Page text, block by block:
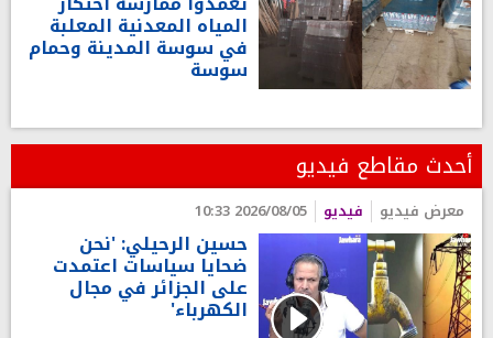
المياه المعدنية المعلبة
في سوسة المدينة وحمام
سوسة
أحدث مقاطع فيديو
معرض فيديو فيديو 2026/08/05 10:33
حسين الرحيلي: 'نحن
ضحايا سياسات اعتمدت
على الجزائر في مجال
الكهرباء'